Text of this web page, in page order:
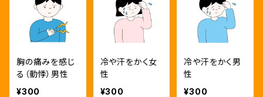
胸の痛みを感じ
る（動悸）男性
¥300
冷や汗をかく女
性
¥300
冷や汗をかく男
性
¥300